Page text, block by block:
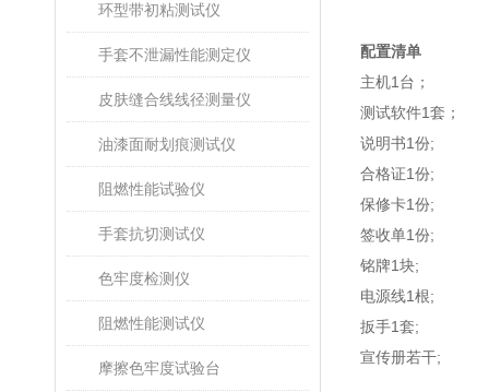
环型带初粘测试仪
手套不泄漏性能测定仪
皮肤缝合线线径测量仪
油漆面耐划痕测试仪
阻燃性能试验仪
手套抗切测试仪
色牢度检测仪
阻燃性能测试仪
摩擦色牢度试验台
配置清单
主机1台；
测试软件1套；
说明书1份;
合格证1份;
保修卡1份;
签收单1份;
铭牌1块;
电源线1根;
扳手1套;
宣传册若干;